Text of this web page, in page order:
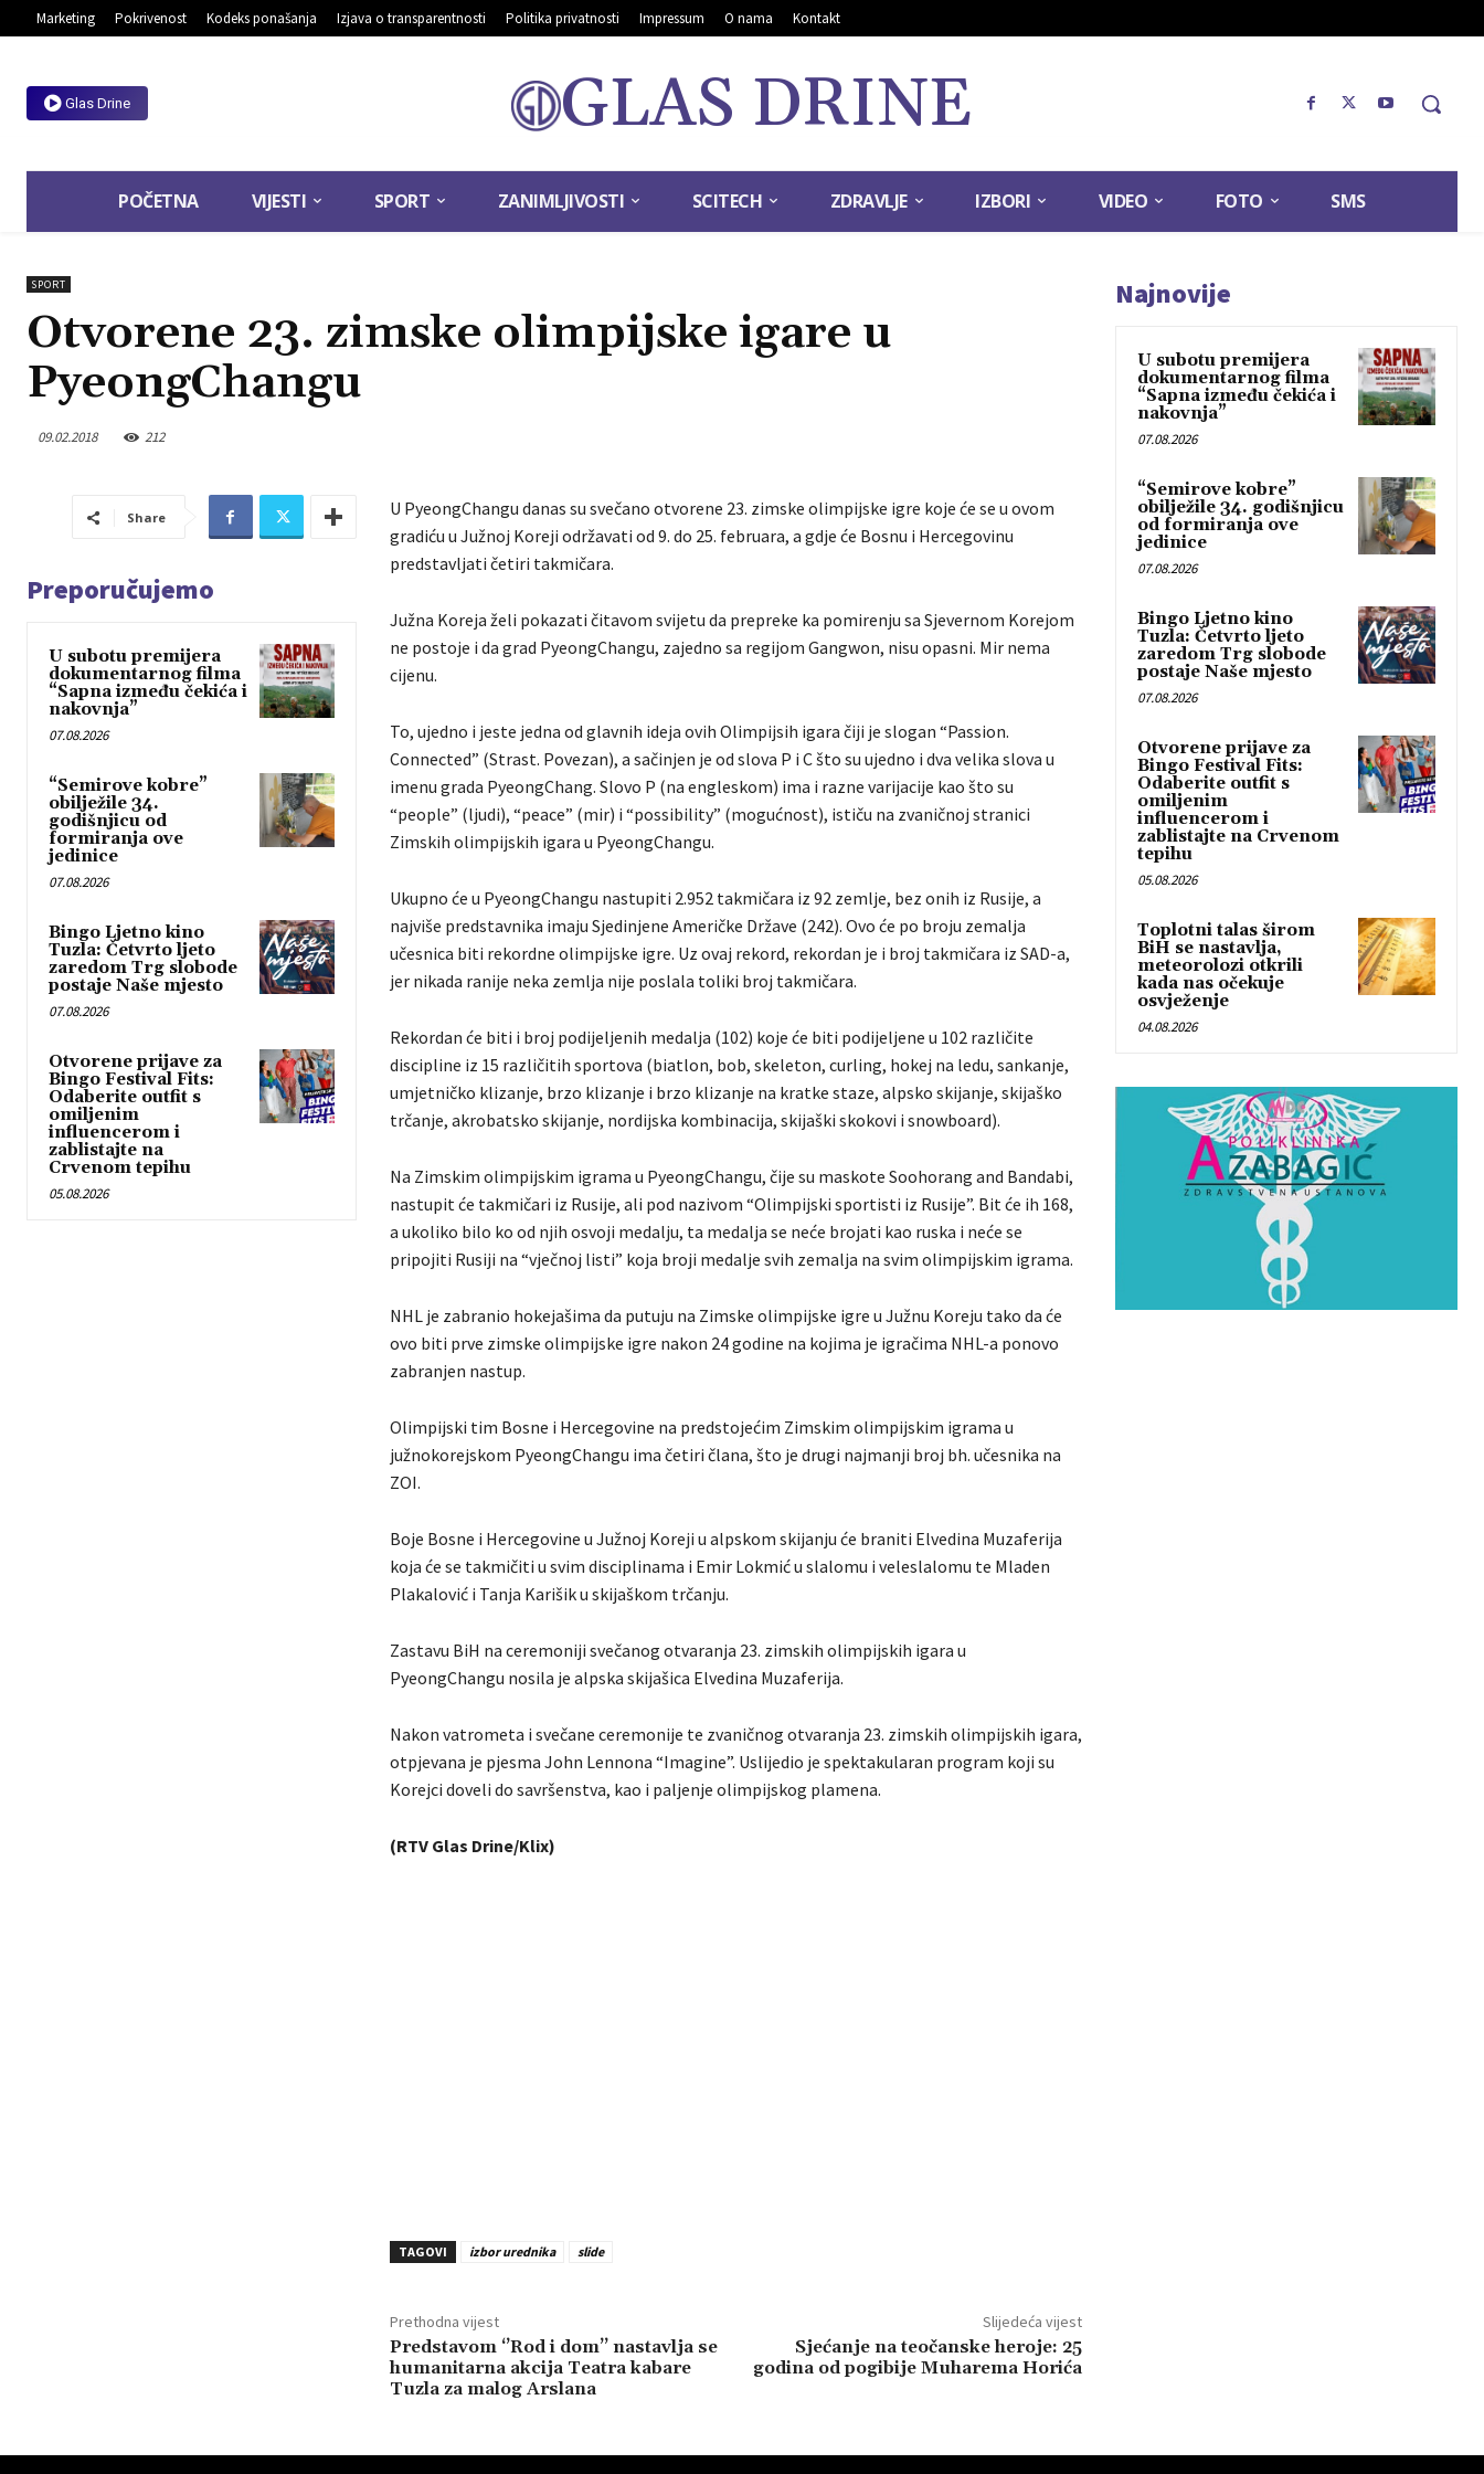
Marketing Pokrivenost Kodeks ponašanja Izjava o transparentnosti Politika privatnosti Impressum O nama Kontakt
Glas Drine GLAS DRINE
POČETNA VIJESTI SPORT ZANIMLJIVOSTI SCITECH ZDRAVLJE IZBORI VIDEO FOTO SMS
SPORT
Otvorene 23. zimske olimpijske igare u
PyeongChangu
09.02.2018 212
Share
Preporučujemo
U subotu premijera
dokumentarnog filma
“Sapna između čekića i
nakovnja”
07.08.2026
“Semirove kobre”
obilježile 34.
godišnjicu od
formiranja ove
jedinice
07.08.2026
Bingo Ljetno kino
Tuzla: Četvrto ljeto
zaredom Trg slobode
postaje Naše mjesto
07.08.2026
Otvorene prijave za
Bingo Festival Fits:
Odaberite outfit s
omiljenim
influencerom i
zablistajte na
Crvenom tepihu
05.08.2026
U PyeongChangu danas su svečano otvorene 23. zimske olimpijske igre koje će se u ovom
gradiću u Južnoj Koreji održavati od 9. do 25. februara, a gdje će Bosnu i Hercegovinu
predstavljati četiri takmičara.
Južna Koreja želi pokazati čitavom svijetu da prepreke ka pomirenju sa Sjevernom Korejom
ne postoje i da grad PyeongChangu, zajedno sa regijom Gangwon, nisu opasni. Mir nema
cijenu.
To, ujedno i jeste jedna od glavnih ideja ovih Olimpijsih igara čiji je slogan “Passion.
Connected” (Strast. Povezan), a sačinjen je od slova P i C što su ujedno i dva velika slova u
imenu grada PyeongChang. Slovo P (na engleskom) ima i razne varijacije kao što su
“people” (ljudi), “peace” (mir) i “possibility” (mogućnost), ističu na zvaničnoj stranici
Zimskih olimpijskih igara u PyeongChangu.
Ukupno će u PyeongChangu nastupiti 2.952 takmičara iz 92 zemlje, bez onih iz Rusije, a
najviše predstavnika imaju Sjedinjene Američke Države (242). Ovo će po broju zemalja
učesnica biti rekordne olimpijske igre. Uz ovaj rekord, rekordan je i broj takmičara iz SAD-a,
jer nikada ranije neka zemlja nije poslala toliki broj takmičara.
Rekordan će biti i broj podijeljenih medalja (102) koje će biti podijeljene u 102 različite
discipline iz 15 različitih sportova (biatlon, bob, skeleton, curling, hokej na ledu, sankanje,
umjetničko klizanje, brzo klizanje i brzo klizanje na kratke staze, alpsko skijanje, skijaško
trčanje, akrobatsko skijanje, nordijska kombinacija, skijaški skokovi i snowboard).
Na Zimskim olimpijskim igrama u PyeongChangu, čije su maskote Soohorang and Bandabi,
nastupit će takmičari iz Rusije, ali pod nazivom “Olimpijski sportisti iz Rusije”. Bit će ih 168,
a ukoliko bilo ko od njih osvoji medalju, ta medalja se neće brojati kao ruska i neće se
pripojiti Rusiji na “vječnoj listi” koja broji medalje svih zemalja na svim olimpijskim igrama.
NHL je zabranio hokejašima da putuju na Zimske olimpijske igre u Južnu Koreju tako da će
ovo biti prve zimske olimpijske igre nakon 24 godine na kojima je igračima NHL-a ponovo
zabranjen nastup.
Olimpijski tim Bosne i Hercegovine na predstojećim Zimskim olimpijskim igrama u
južnokorejskom PyeongChangu ima četiri člana, što je drugi najmanji broj bh. učesnika na
ZOI.
Boje Bosne i Hercegovine u Južnoj Koreji u alpskom skijanju će braniti Elvedina Muzaferija
koja će se takmičiti u svim disciplinama i Emir Lokmić u slalomu i veleslalomu te Mladen
Plakalović i Tanja Karišik u skijaškom trčanju.
Zastavu BiH na ceremoniji svečanog otvaranja 23. zimskih olimpijskih igara u
PyeongChangu nosila je alpska skijašica Elvedina Muzaferija.
Nakon vatrometa i svečane ceremonije te zvaničnog otvaranja 23. zimskih olimpijskih igara,
otpjevana je pjesma John Lennona “Imagine”. Uslijedio je spektakularan program koji su
Korejci doveli do savršenstva, kao i paljenje olimpijskog plamena.
(RTV Glas Drine/Klix)
TAGOVI izbor urednika slide
Prethodna vijest
Predstavom ‘’Rod i dom’’ nastavlja se
humanitarna akcija Teatra kabare
Tuzla za malog Arslana
Slijedeća vijest
Sjećanje na teočanske heroje: 25
godina od pogibije Muharema Horića
Najnovije
U subotu premijera
dokumentarnog filma
“Sapna između čekića i
nakovnja”
07.08.2026
“Semirove kobre”
obilježile 34. godišnjicu
od formiranja ove
jedinice
07.08.2026
Bingo Ljetno kino
Tuzla: Četvrto ljeto
zaredom Trg slobode
postaje Naše mjesto
07.08.2026
Otvorene prijave za
Bingo Festival Fits:
Odaberite outfit s
omiljenim
influencerom i
zablistajte na Crvenom
tepihu
05.08.2026
Toplotni talas širom
BiH se nastavlja,
meteorolozi otkrili
kada nas očekuje
osvježenje
04.08.2026